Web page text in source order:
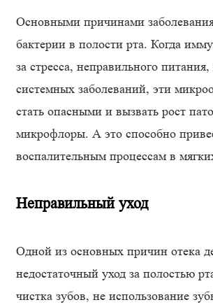
Основными причинами
бактерии в полости рта. Когда
за стресса, неправильного
системных заболеваний, эти
стать опасными и вызвать рост
микрофлоры. А это способно
воспалительным процессам в
Неправильный уход
Одной из основных причин отека
недостаточный уход за полостью
чистка зубов, не использование